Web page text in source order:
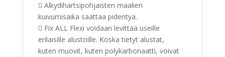
 Alkydihartsipohjaisten maalien
kuivumisaika saattaa pidentyä.
 Fix ALL Flexi voidaan levittää useille
erilaisille alustoille. Koska tietyt alustat,
kuten muovit, kuten polykarbonaatti, voivat